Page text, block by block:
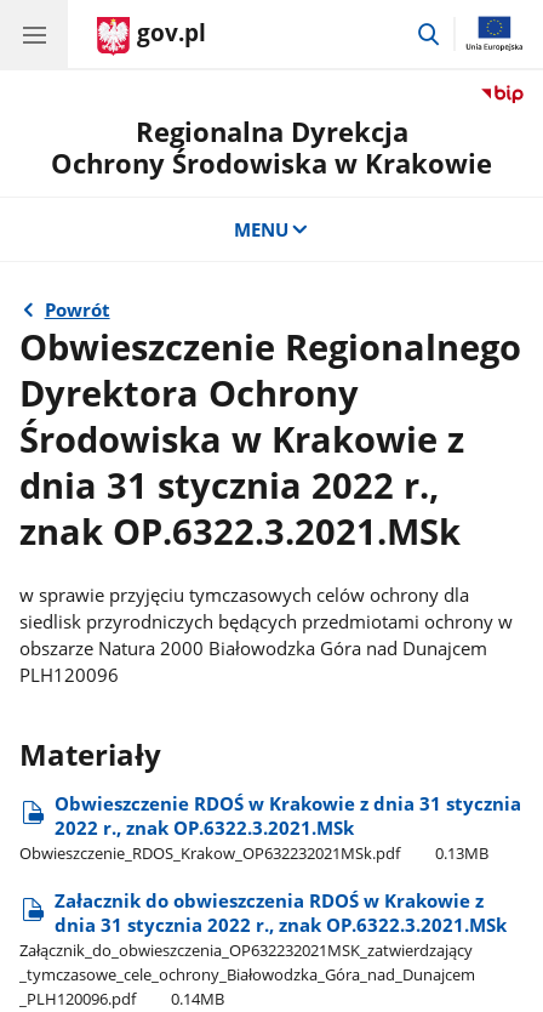
gov.pl
przejdź
Regionalna Dyrekcja
Ochrony Środowiska w Krakowie
MENU
Powrót
Obwieszczenie Regionalnego
Dyrektora Ochrony
Środowiska w Krakowie z
dnia 31 stycznia 2022 r.,
znak OP.6322.3.2021.MSk
w sprawie przyjęciu tymczasowych celów ochrony dla
siedlisk przyrodniczych będących przedmiotami ochrony w
obszarze Natura 2000 Białowodzka Góra nad Dunajcem
PLH120096
Materiały
Obwieszczenie RDOŚ w Krakowie z dnia 31 stycznia
2022 r., znak OP.6322.3.2021.MSk
Obwieszczenie​_RDOS​_Krakow​_OP632232021MSk.pdf 0.13MB
Załacznik do obwieszczenia RDOŚ w Krakowie z
dnia 31 stycznia 2022 r., znak OP.6322.3.2021.MSk
Załącznik​_do​_obwieszczenia​_OP632232021MSK​_zatwierdzający​
_tymczasowe​_cele​_ochrony​_Białowodzka​_Góra​_nad​_Dunajcem​
_PLH120096.pdf
0.14MB